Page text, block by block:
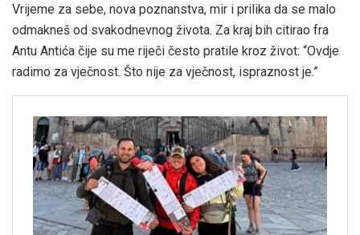
Vrijeme za sebe, nova poznanstva, mir i prilika da se malo
odmakneš od svakodnevnog života. Za kraj bih citirao fra
Antu Antića čije su me riječi često pratile kroz život: “Ovdje
radimo za vječnost. Što nije za vječnost, ispraznost je.”